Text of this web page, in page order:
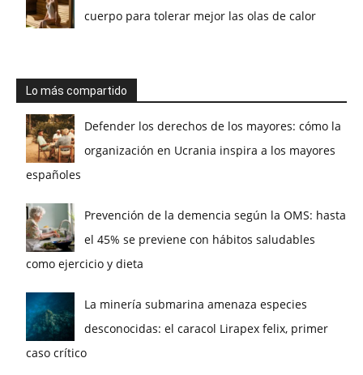
cuerpo para tolerar mejor las olas de calor
Lo más compartido
Defender los derechos de los mayores: cómo la
organización en Ucrania inspira a los mayores
españoles
Prevención de la demencia según la OMS: hasta
el 45% se previene con hábitos saludables
como ejercicio y dieta
La minería submarina amenaza especies
desconocidas: el caracol Lirapex felix, primer
caso crítico